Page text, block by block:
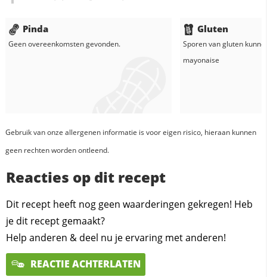
Pinda
Geen overeenkomsten gevonden.
Gluten
Sporen van gluten
mayonaise
Gebruik van onze allergenen informatie is voor eigen risico, hieraan kunnen
geen rechten worden ontleend.
Reacties op dit recept
Dit recept heeft nog geen waarderingen gekregen! Heb
je dit recept gemaakt?
Help anderen & deel nu je ervaring met anderen!
REACTIE ACHTERLATEN